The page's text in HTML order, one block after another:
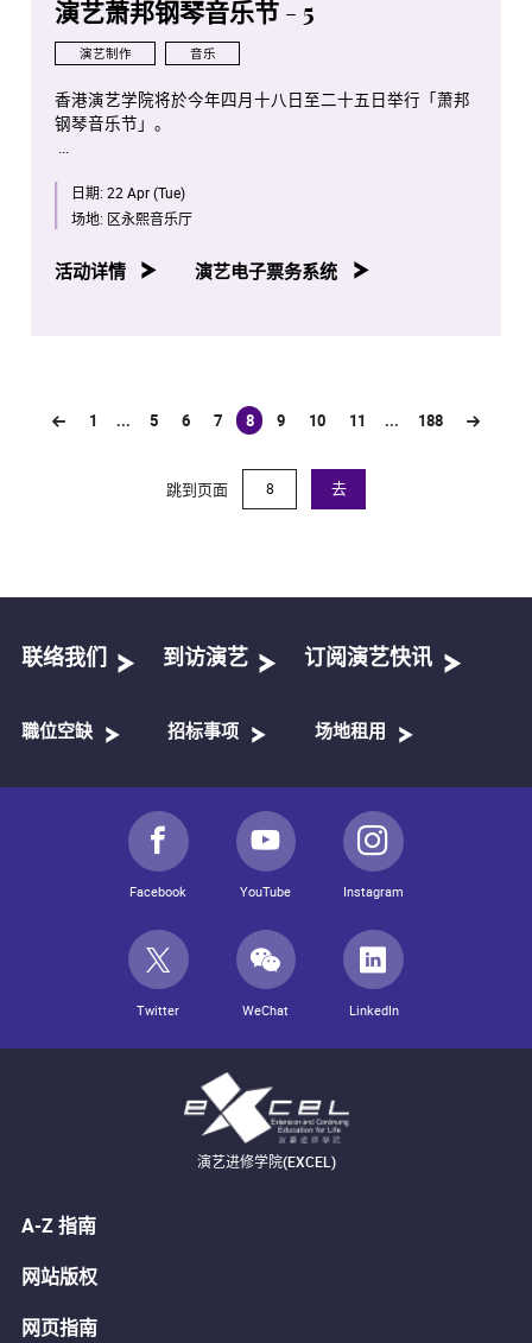
演艺萧邦钢琴音乐节 - 5
演艺制作 音乐
香港演艺学院将於今年四月十八日至二十五日举行「萧邦
钢琴音乐节」。
品编号年序，并由演艺学院钢琴系老师、学生及校友携手
演出。
八场音乐会亦将於香港电台第四台容后播放。
日期: 22 Apr (Tue)
场地: 区永熙音乐厅
活动详情 演艺电子票务系统
1 ... 5 6 7 8
(current)
9 10 11 ... 188
跳到页面 去
联络我们 到访演艺 订阅演艺快讯
職位空缺 招标事项 场地租用
Facebook YouTube Instagram
Twitter WeChat LinkedIn
演艺进修学院(EXCEL)
A-Z 指南
网站版权
网页指南